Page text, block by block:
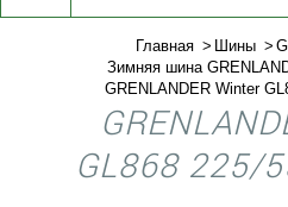
Главная Шины
Зимняя шина
GRENLANDER Winter
GL868 225/